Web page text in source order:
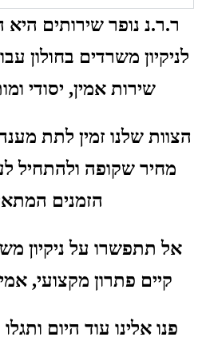
ר.ר.נ נופר שירותים
לניקיון משרדים בחולון
שירות אמין, יסודי
הצוות שלנו זמין לתת
מחיר שקופה ולהתחיל
הזמנים
אל תתפשרו על ניקיון
קיים פתרון מקצועי,
פנו אלינו עוד היום